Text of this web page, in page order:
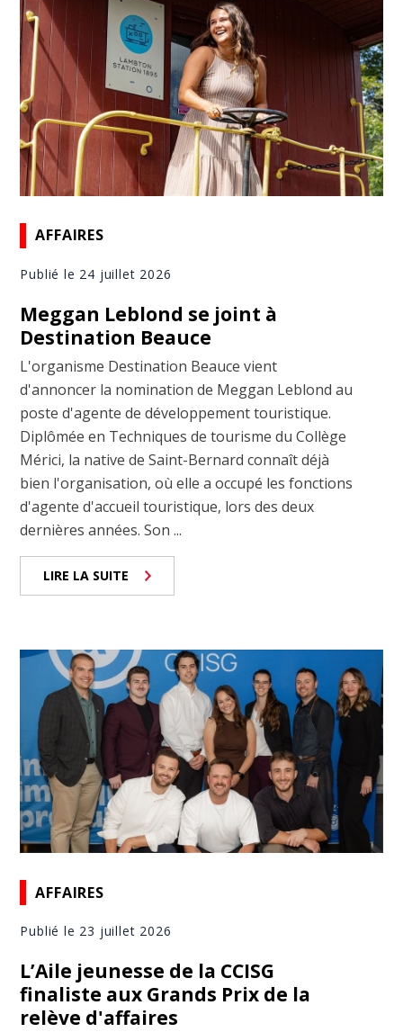
AFFAIRES
Publié le 24 juillet 2026
Meggan Leblond se joint à
Destination Beauce
L'organisme Destination Beauce vient
d'annoncer la nomination de Meggan Leblond au
poste d'agente de développement touristique.
Diplômée en Techniques de tourisme du Collège
Mérici, la native de Saint-Bernard connaît déjà
bien l'organisation, où elle a occupé les fonctions
d'agente d'accueil touristique, lors des deux
dernières années. Son ...
LIRE LA SUITE
AFFAIRES
Publié le 23 juillet 2026
L’Aile jeunesse de la CCISG
finaliste aux Grands Prix de la
relève d'affaires